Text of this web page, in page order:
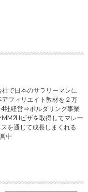
で日本のサラリーマンに
フィリエイト教材を２万
社経営⇒ボルダリング事業
ビザを取得してマレー
を通じて成長しまくれる
中